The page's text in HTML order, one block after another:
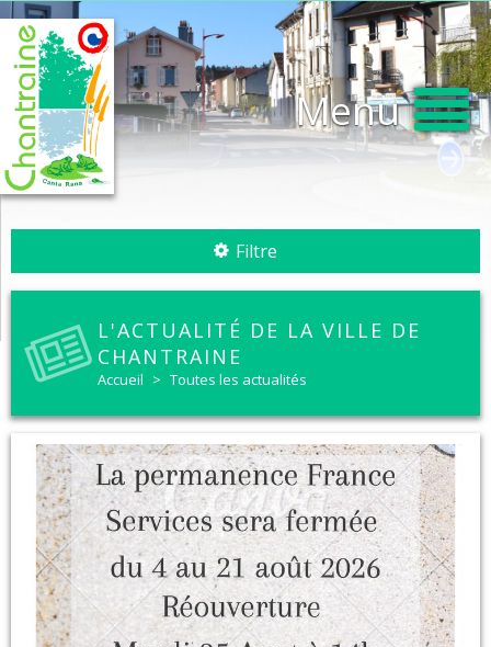
Menu
L'ACTUALITÉ DE LA VILLE DE
CHANTRAINE
Accueil > Toutes les actualités
Filtre